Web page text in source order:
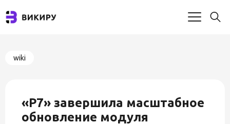
wiki
«Р7» завершила масштабное
обновление модуля